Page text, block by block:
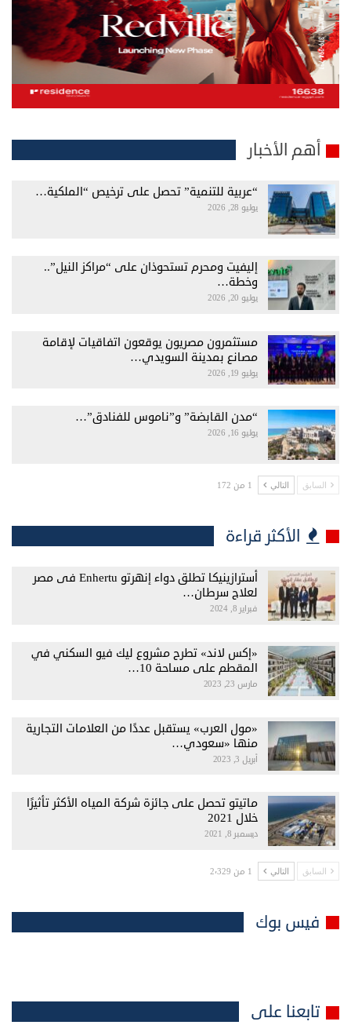
أهم الأخبار
“عربية للتنمية” تحصل على ترخيص “الملكية…
يوليو 28, 2026
إليفيت ومحرم تستحوذان على “مراكز النيل”..
وخطة…
يوليو 20, 2026
مستثمرون مصريون يوقعون اتفاقيات لإقامة
مصانع بمدينة السويدي…
يوليو 19, 2026
“مدن القابضة” و”ناموس للفنادق”…
يوليو 16, 2026
السابق التالي 1 من 172
الأكثر قراءة
أسترازينيكا تطلق دواء إنهرتو Enhertu فى مصر
لعلاج سرطان…
فبراير 8, 2024
«إكس لاند» تطرح مشروع ليك فيو السكني في
المقطم على مساحة 10…
مارس 23, 2023
«مول العرب» يستقبل عددًا من العلامات التجارية
منها «سعودي…
أبريل 3, 2023
ماتيتو تحصل على جائزة شركة المياه الأكثر تأثيرًا
خلال 2021
ديسمبر 8, 2021
السابق التالي 1 من 2٬329
فيس بوك
تابعنا على